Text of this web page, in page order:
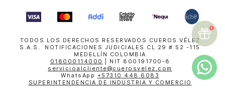
TODOS LOS DERECHOS RESERVADOS CUEROS VÉLEZ
S.A.S. NOTIFICACIONES JUDICIALES CL 29 # 52 -115
MEDELLÍN COLOMBIA
018000114000
| NIT 800191700-8
servicioalcliente@cuerosvelez.com
WhatsApp +57310 448 6083
SUPERINTENDENCIA DE INDUSTRIA Y COMERCIO